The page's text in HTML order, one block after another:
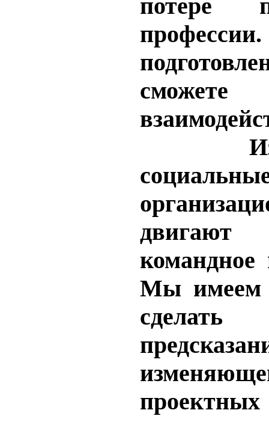
потере
сможете
командное
Мы имеем
сделать